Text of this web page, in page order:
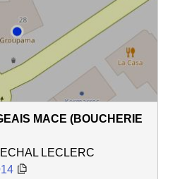
MACE (BOUCHERIE
LECLERC